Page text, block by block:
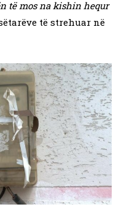
të mos na kishin hequr
të strehuar në